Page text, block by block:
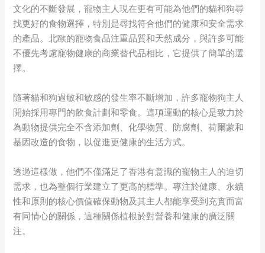
文化的不斷發展，寵物主人現在更有可能為他們的貓和狗尋
找更好的食物選擇，特別是尋找符合他們的健康和安全需求
的產品。北歐的寵物食品注重品質和天然成分，與許多可能
不優先考慮寵物健康的商業替代品相比，它提供了簡單的選
擇。
隨著貓和狗過敏和敏感的發生率不斷增加，許多寵物狗主人
開始採用專門的飲食計劃和零食。這項運動的核心是致力於
為動物提供完全不含添加劑、化學物質、防腐劑、荷爾蒙和
基因改造的食物，以促進更健康的生活方式。
透過這樣做，他們不僅滿足了香港有意識的寵物主人的迫切
需求，也為整個行業建立了更高的標準。專注於健康、永續
性和原則的核心價值確保動物及其主人都能享受到充實而富
有同情心的關係，這種關係植根於對營養和健康的廣泛關
注。